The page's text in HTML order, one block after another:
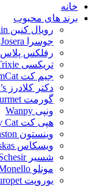
خانه
برند های محبوب
رویال کنین Royal Canin
جوسرا Josera
رفلکس پلاس Reflex Plus
تریکسی Trixie
جیم کت GimCat
دکتر کلادرز Dr.Clauder’s
گورمت Gourmet
ونپی Wanpy
هپی کت Happy Cat
وینستون Winston
ویسکاس Whiskas
شسیر Schesir
مونلو Monello
یوروپت Europet